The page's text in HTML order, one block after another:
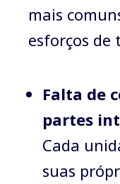
mais
esforços
Falta de
partes
Cada
suas